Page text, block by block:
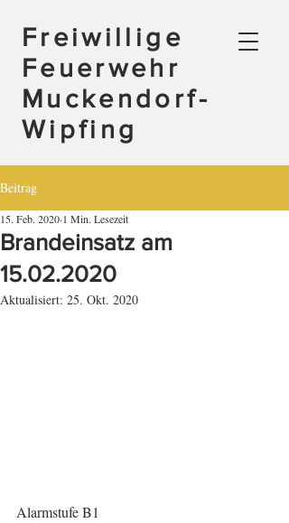
Freiwillige
Feuerwehr
Muckendorf-
Wipfing
Beitrag
Brandeinsatz am
15.02.2020
15. Feb. 2020 1 Min. Lesezeit
Aktualisiert: 25. Okt. 2020
Alarmstufe B1